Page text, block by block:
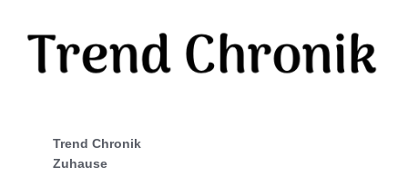
Trend Chronik
Zuhause